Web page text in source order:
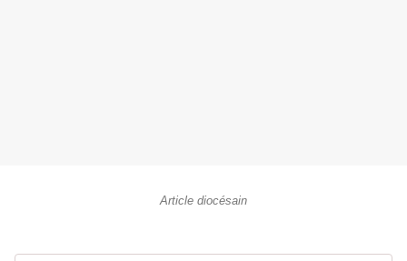
Article diocésain